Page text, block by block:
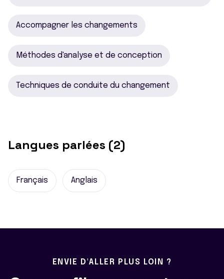
Accompagner les changements
Méthodes d'analyse et de conception
Techniques de conduite du changement
Langues parlées (2)
Français Anglais
ENVIE D'ALLER PLUS LOIN ?